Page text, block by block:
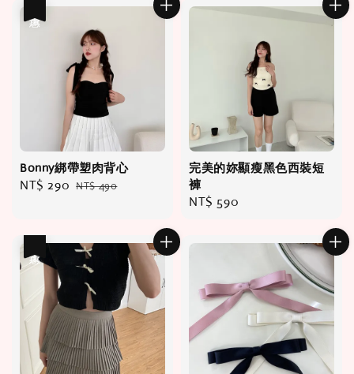
Bonny綁帶塑肉背心
Sale
NT$ 290 Regular
NT$ 490
完美的妳顯瘦黑色西裝短
褲
Regular
NT$ 590